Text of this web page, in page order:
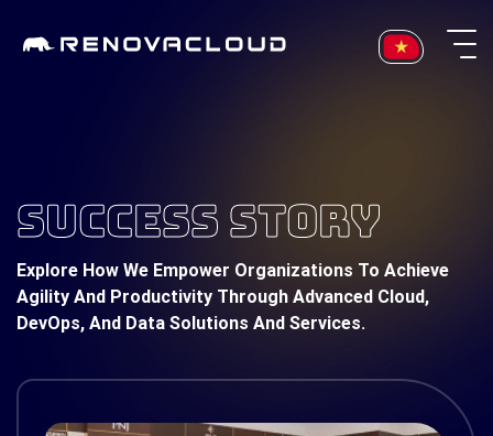
SUCCESS STORY
Explore How We Empower Organizations To Achieve
Agility And Productivity Through Advanced Cloud,
DevOps, And Data Solutions And Services.